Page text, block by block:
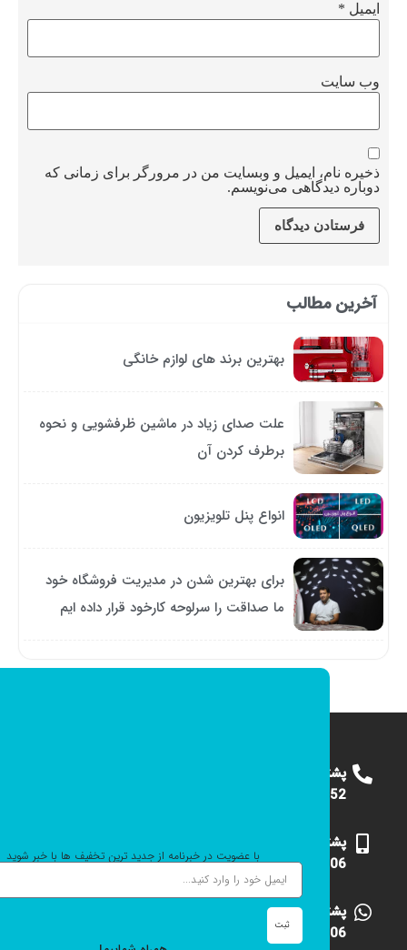
ایمیل *
وب‌ سایت
ذخیره نام، ایمیل و وبسایت من در مرورگر برای زمانی که
دوباره دیدگاهی می‌نویسم.
آخرین مطالب
بهترین برند های لوازم خانگی
علت صدای زیاد در ماشین ظرفشویی و نحوه
برطرف کردن آن
انواع پنل تلویزیون
برای بهترین شدن در مدیریت فروشگاه خود
ما صداقت را سرلوحه کارخود قرار داده ایم
پشتیبانی
09124375652
پشتیبانی
09101531006
پشتیبانی
09101531006
با عضویت در خبرنامه از جدید ترین تخفیف ها با خبر شوید
ثبت